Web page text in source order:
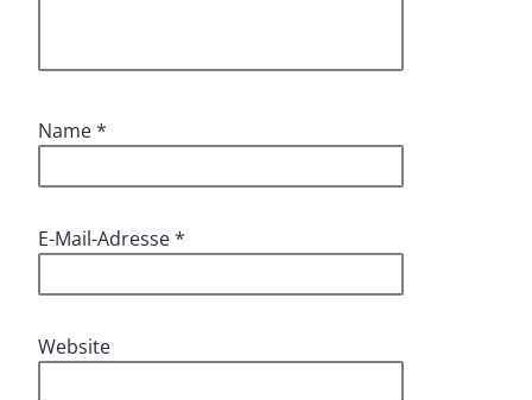
Name*
E-Mail-Adresse*
Website